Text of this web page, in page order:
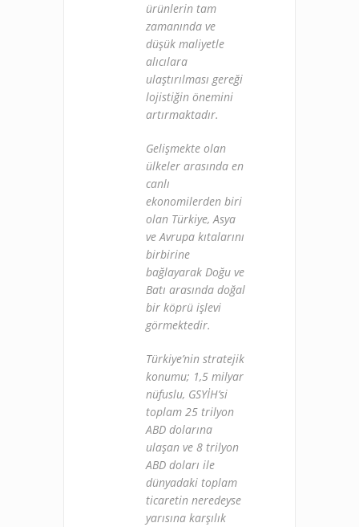
ürünlerin tam
zamanında ve
düşük maliyetle
alıcılara
ulaştırılması gereği
lojistiğin önemini
artırmaktadır.
Gelişmekte olan
ülkeler arasında en
canlı
ekonomilerden biri
olan Türkiye, Asya
ve Avrupa kıtalarını
birbirine
bağlayarak Doğu ve
Batı arasında doğal
bir köprü işlevi
görmektedir.
Türkiye’nin stratejik
konumu; 1,5 milyar
nüfuslu, GSYİH’si
toplam 25 trilyon
ABD dolarına
ulaşan ve 8 trilyon
ABD doları ile
dünyadaki toplam
ticaretin neredeyse
yarısına karşılık